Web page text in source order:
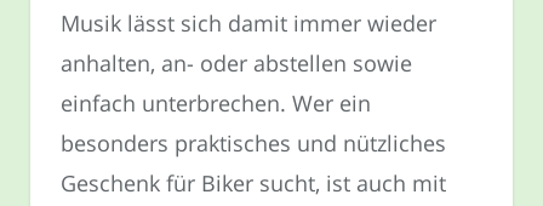
Musik lässt sich damit immer wieder
anhalten, an- oder abstellen sowie
einfach unterbrechen. Wer ein
besonders praktisches und nützliches
Geschenk für Biker sucht, ist auch mit